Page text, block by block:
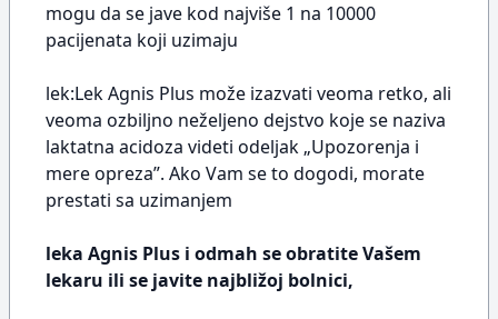
mogu da se jave kod najviše 1 na 10000
pacijenata koji uzimaju
lek:Lek Agnis Plus može izazvati veoma retko, ali
veoma ozbiljno neželjeno dejstvo koje se naziva
laktatna acidoza videti odeljak „Upozorenja i
mere opreza”. Ako Vam se to dogodi, morate
prestati sa uzimanjem
leka Agnis Plus i odmah se obratite Vašem
lekaru ili se javite najbližoj bolnici,